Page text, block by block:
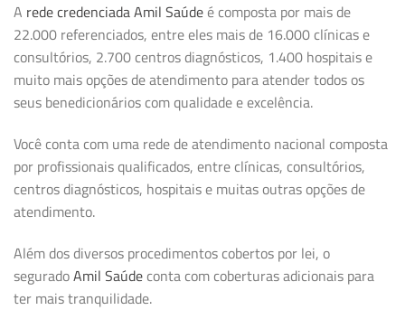
A rede credenciada Amil Saúdeé composta por mais de
22.000 referenciados, entre eles mais de 16.000 clínicas e
consultórios, 2.700 centros diagnósticos, 1.400 hospitais e
muito mais opções de atendimento para atender todos os
seus benedicionários com qualidade e excelência.
Você conta com uma rede de atendimento nacional composta
por profissionais qualificados, entre clínicas, consultórios,
centros diagnósticos, hospitais e muitas outras opções de
atendimento.
Além dos diversos procedimentos cobertos por lei, o
seguradoAmil Saúde conta com coberturas adicionais para
ter mais tranquilidade.